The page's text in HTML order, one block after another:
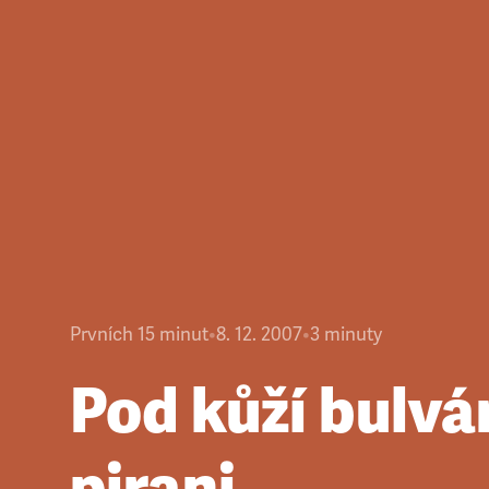
Prvních 15 minut•8. 12. 2007•3 minuty
Pod kůží